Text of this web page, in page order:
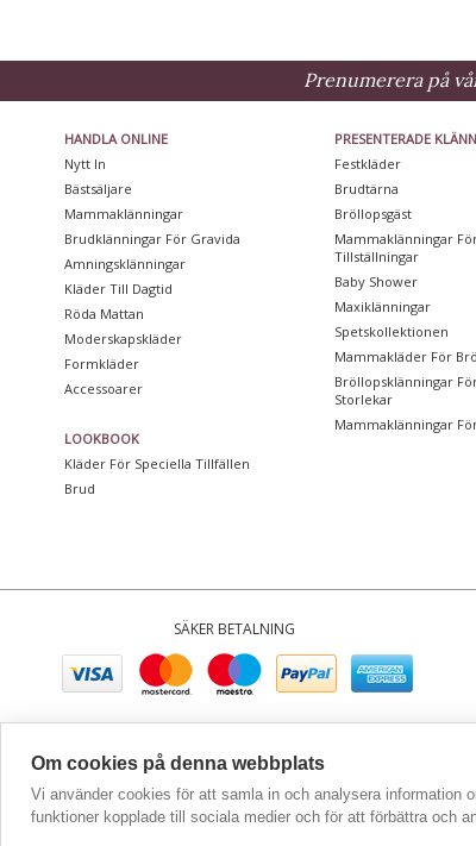
Prenumerera på
HANDLA ONLINE
Nytt In
Bästsäljare
Mammaklänningar
Brudklänningar För Gravida
Amningsklänningar
Kläder Till Dagtid
Röda Mattan
Moderskapskläder
Formkläder
Accessoarer
LOOKBOOK
Kläder För Speciella Tillfällen
Brud
PRESENTERADE
Festkläder
Brudtärna
Bröllopsgäst
Mammaklänningar
Tillställningar
Baby Shower
Maxiklänningar
Spetskollektionen
Mammakläder För
Bröllopsklänningar
Storlekar
Mammaklänningar
SÄKER BETALNING
Om cookies på denna webbplats
Vi använder cookies för att samla in och analysera information
funktioner kopplade till sociala medier och för att förbättra och